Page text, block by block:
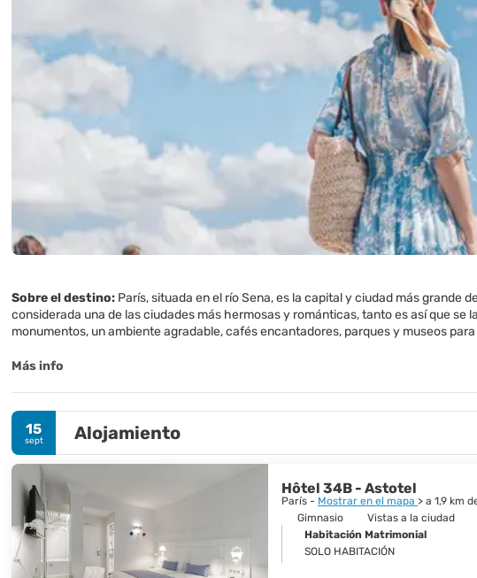
Sobre el destino: París, situada en el río Sena, es la capital y ciudad más grande
considerada una de las ciudades más hermosas y románticas, tanto es así que
monumentos, un ambiente agradable, cafés encantadores, parques y museos
mejores museos del mundo del arte y la cultura, es obligatorio. París sigue siendo
algunos de los edificios modernos más impresionantes de la acutalidad, como La
de France.
París es una ciudad de inmensa vitalidad y belleza y es un destino increíble y
Más info
15
sept Alojamiento
Hôtel 34B - Astotel
París - Mostrar en el mapa > a 1,9 km
Gimnasio
Vistas a la ciudad
Habitación Matrimonial
SOLO HABITACIÓN